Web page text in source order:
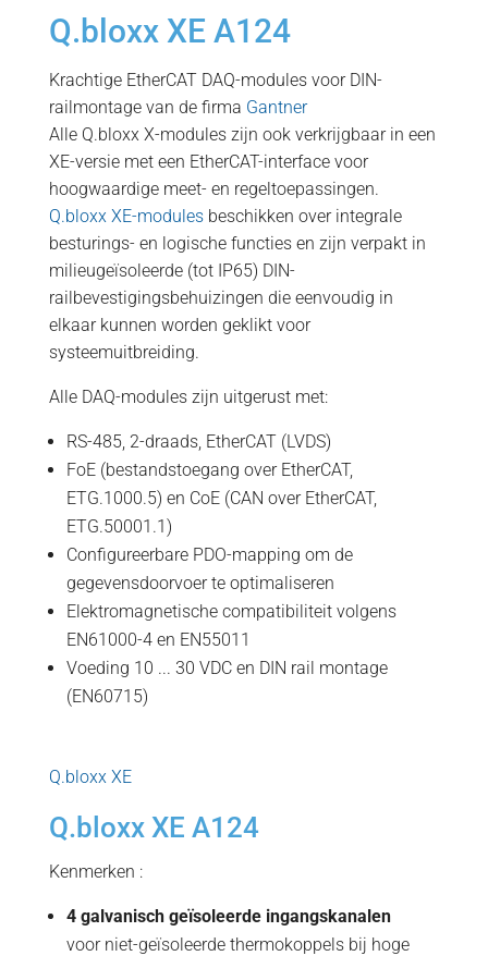
Q.bloxx XE A124
Krachtige EtherCAT DAQ-modules voor DIN-
railmontage van de firma Gantner
Alle Q.bloxx X-modules zijn ook verkrijgbaar in een
XE-versie met een EtherCAT-interface voor
hoogwaardige meet- en regeltoepassingen.
Q.bloxx XE-modulesbeschikken over integrale
besturings- en logische functies en zijn verpakt in
milieugeïsoleerde (tot IP65) DIN-
railbevestigingsbehuizingen die eenvoudig in
elkaar kunnen worden geklikt voor
systeemuitbreiding.
Alle DAQ-modules zijn uitgerust met:
RS-485, 2-draads, EtherCAT (LVDS)
FoE (bestandstoegang over EtherCAT,
ETG.1000.5) en CoE (CAN over EtherCAT,
ETG.50001.1)
Configureerbare PDO-mapping om de
gegevensdoorvoer te optimaliseren
Elektromagnetische compatibiliteit volgens
EN61000-4 en EN55011
Voeding 10 ... 30 VDC en DIN rail montage
(EN60715)
Q.bloxx XE
Q.bloxx XE A124
Kenmerken :
4 galvanisch geïsoleerde ingangskanalen
voor niet-geïsoleerde thermokoppels bij hoge